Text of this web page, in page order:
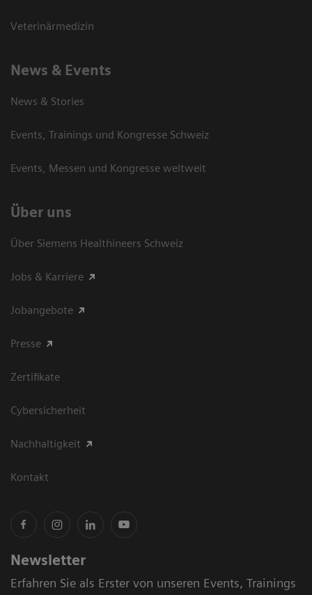
Veterinärmedizin
News & Events
News & Stories
Events, Trainings und Kongresse Schweiz
Events, Messen und Kongresse weltweit
Über uns
Über Siemens Healthineers Schweiz
Jobs & Karriere
Jobangebote
Presse
Zertifikate
Cybersicherheit
Nachhaltigkeit
Kontakt
Newsletter
Erfahren Sie als Erster von unseren Events, Trainings